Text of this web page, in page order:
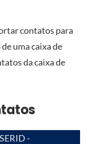
contatos para
uma caixa de
da caixa de
-